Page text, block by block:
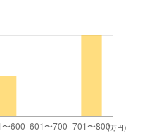
(万円)